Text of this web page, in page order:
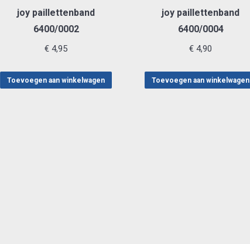
joy paillettenband
6400/0002
€ 4,95
Toevoegen aan winkelwagen
joy paillettenband
6400/0004
€ 4,90
Toevoegen aan winkelwagen